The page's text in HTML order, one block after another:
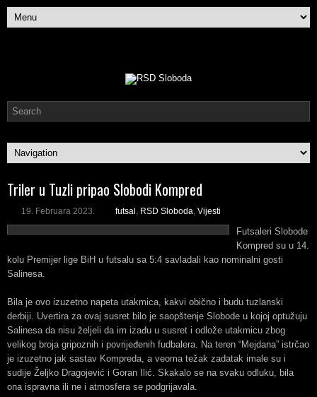
Triler u Tuzli pripao Slobodi Kompred
19. Februara 2023. futsal , RSD Sloboda, Vijesti
Futsaleri Slobode
Kompred su u 14.
kolu Premijer lige BiH u futsalu sa 5:4 savladali kao nominalni gosti
Salinesa.
Bila je ovo izuzetno napeta utakmica, kakvi obično i budu tuzlanski
derbiji. Uvertira za ovaj susret bilo je saopštenje Slobode u kojoj optužuju
Salinesa da nisu željeli da im izađu u susret i odlože utakmicu zbog
velikog broja gripoznih i povrijeđenih fudbalera. Na teren “Mejdana” istrčao
je izuzetno jak sastav Kompreda, a veoma težak zadatak imale su i
sudije Željko Dragojević i Goran Ilić. Skakalo se na svaku odluku, bila
ona ispravna ili ne i atmosfera se podgrijavala.